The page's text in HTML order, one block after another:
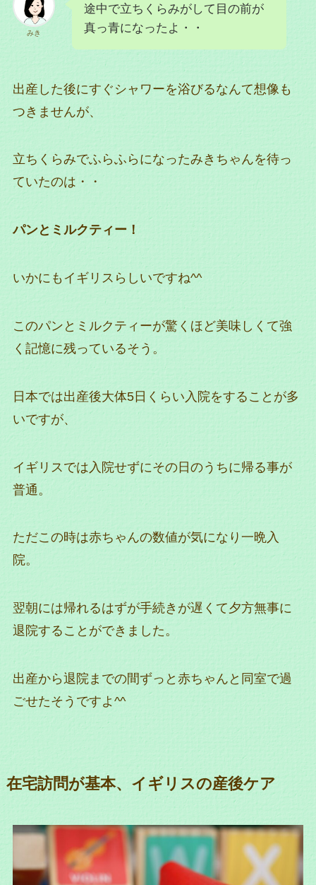
みき
途中で立ちくらみがして目の前が
真っ青になったよ・・
出産した後にすぐシャワーを浴びるなんて想像も
つきませんが、
立ちくらみでふらふらになったみきちゃんを待っ
ていたのは・・
パンとミルクティー！
いかにもイギリスらしいですね^^
このパンとミルクティーが驚くほど美味しくて強
く記憶に残っているそう。
日本では出産後大体5日くらい入院をすることが多
いですが、
イギリスでは入院せずにその日のうちに帰る事が
普通。
ただこの時は赤ちゃんの数値が気になり一晩入
院。
翌朝には帰れるはずが手続きが遅くて夕方無事に
退院することができました。
出産から退院までの間ずっと赤ちゃんと同室で過
ごせたそうですよ^^
在宅訪問が基本、イギリスの産後ケア